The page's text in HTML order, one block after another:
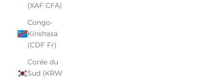
(XAF CFA)
Congo-
Kinshasa
(CDF Fr)
Corée du
Sud (KRW